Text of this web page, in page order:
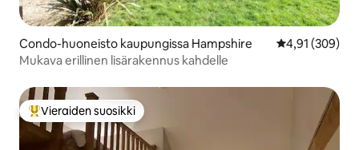
Condo-huoneisto kaupungissa Hampshire
4,91 (309)
Mukava erillinen lisärakennus kahdelle
Vieraiden suosikkien parhaimmistoa
Vieraiden suosikki